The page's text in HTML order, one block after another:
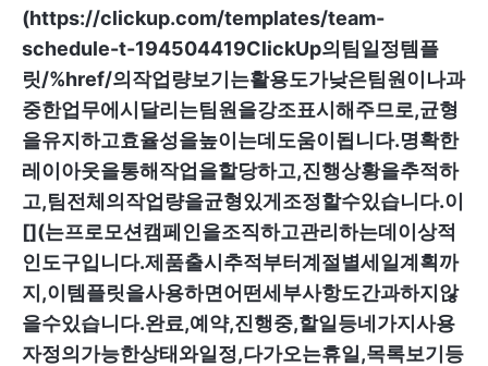
(https://clickup.com/templates/team-
schedule-t-194504419ClickUp의팀일정템플
릿/%href/의작업량보기는활용도가낮은팀원이나과
중한업무에시달리는팀원을강조표시해주므로,균형
을유지하고효율성을높이는데도움이됩니다.명확한
레이아웃을통해작업을할당하고,진행상황을추적하
고,팀전체의작업량을균형있게조정할수있습니다.이
[](는프로모션캠페인을조직하고관리하는데이상적
인도구입니다.제품출시추적부터계절별세일계획까
지,이템플릿을사용하면어떤세부사항도간과하지않
을수있습니다.완료,예약,진행중,할일등네가지사용
자정의가능한상태와일정,다가오는휴일,목록보기등